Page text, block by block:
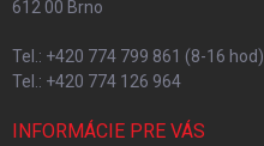
612 00 Brno
Tel.: +420 774 799 861 (8-16 hod)
Tel.: +420 774 126 964
INFORMÁCIE PRE VÁS